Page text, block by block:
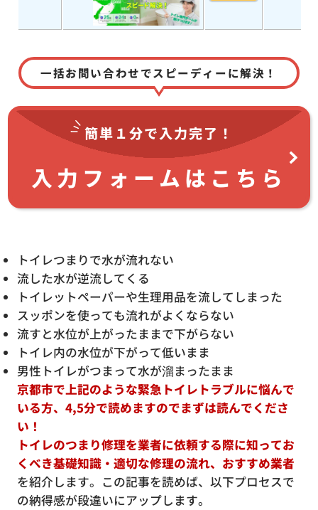
一括お問い合わせでスピーディーに解決！
簡単１分で入力完了！
入力フォームはこちら
トイレつまりで水が流れない
流した水が逆流してくる
トイレットペーパーや生理用品を流してしまった
スッポンを使っても流れがよくならない
流すと水位が上がったままで下がらない
トイレ内の水位が下がって低いまま
男性トイレがつまって水が溜まったまま
京都市で上記のような緊急トイレトラブルに悩んで
いる方、4,5分で読めますのでまずは読んでくださ
い！
トイレのつまり修理を業者に依頼する際に知ってお
くべき基礎知識・適切な修理の流れ、おすすめ業者
を紹介します。この記事を読めば、以下プロセスで
の納得感が段違いにアップします。